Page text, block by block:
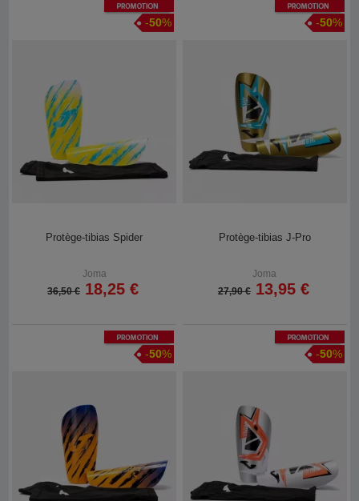
Promotion
-50%
Protège-tibias Spider
Joma
36,50 € 18,25 €
Promotion
-50%
Protège-tibias J-Pro
Joma
27,90 € 13,95 €
Promotion
-50%
Promotion
-50%